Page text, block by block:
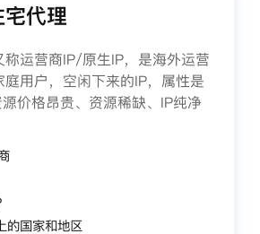
代理
运营商IP/原生IP，是海外运营
用户，空闲下来的IP，属性是
价格昂贵、资源稀缺、IP纯净
的国家和地区